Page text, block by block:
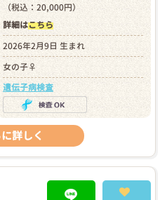
（税込：20,000円）
詳細はこちら
2026年2月9日 生まれ
女の子♀
遺伝子病検査
詳しく